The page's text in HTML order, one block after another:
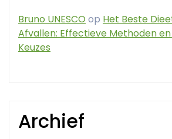
Bruno UNESCO op Het Beste
Afvallen: Effectieve Methoden
Keuzes
Archief